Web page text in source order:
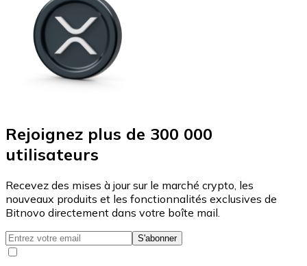
Rejoignez plus de 300 000
utilisateurs
Recevez des mises à jour sur le marché crypto, les
nouveaux produits et les fonctionnalités exclusives de
Bitnovo directement dans votre boîte mail.
S'abonner